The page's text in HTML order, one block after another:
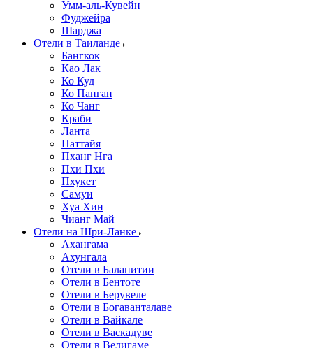
Умм-аль-Кувейн
Фуджейра
Шарджа
Отели в Таиланде
Бангкок
Као Лак
Ко Куд
Ко Панган
Ко Чанг
Краби
Ланта
Паттайя
Пханг Нга
Пхи Пхи
Пхукет
Самуи
Хуа Хин
Чианг Май
Отели на Шри-Ланке
Ахангама
Ахунгала
Отели в Балапитии
Отели в Бентоте
Отели в Берувеле
Отели в Богаванталаве
Отели в Вайкале
Отели в Васкадуве
Отели в Велигаме